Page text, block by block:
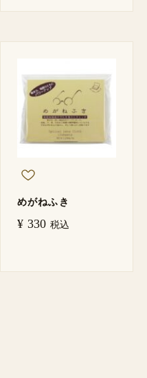
めがねふき
¥ 330 税込